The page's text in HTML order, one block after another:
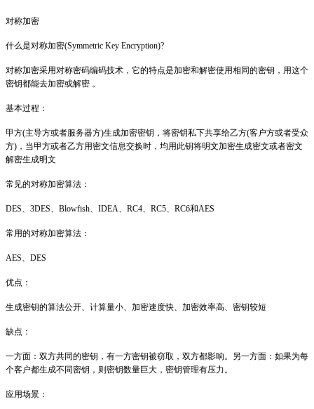
对称加密
什么是对称加密(Symmetric Key Encryption)?
对称加密采用对称密码编码技术，它的特点是加密和解密使用相同的密钥，用这个
密钥都能去加密或解密 。
基本过程：
甲方(主导方或者服务器方)生成加密密钥，将密钥私下共享给乙方(客户方或者受众
方)，当甲方或者乙方用密文信息交换时，均用此钥将明文加密生成密文或者密文
解密生成明文
常见的对称加密算法：
DES、3DES、Blowfish、IDEA、RC4、RC5、RC6和AES
常用的对称加密算法：
AES、DES
优点：
生成密钥的算法公开、计算量小、加密速度快、加密效率高、密钥较短
缺点：
一方面：双方共同的密钥，有一方密钥被窃取，双方都影响。另一方面：如果为每
个客户都生成不同密钥，则密钥数量巨大，密钥管理有压力。
应用场景：